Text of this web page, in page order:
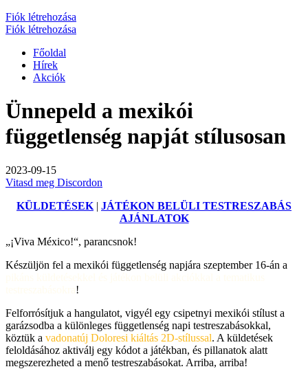
Fiók létrehozása
Fiók létrehozása
Főoldal
Hírek
Akciók
Ünnepeld a mexikói
függetlenség napját stílusosan
2023-09-15
Vitasd meg Discordon
KÜLDETÉSEK | JÁTÉKON BELÜLI TESTRESZABÁS
AJÁNLATOK
„¡Viva México!“, parancsnok!
Készüljön fel a mexikói függetlenség napjára szeptember 16-án a
!
Felforrósítjuk a hangulatot, vigyél egy csipetnyi mexikói stílust a
garázsodba a különleges függetlenség napi testreszabásokkal,
köztük a vadonatúj Doloresi kiáltás 2D-stílussal. A küldetések
feloldásához aktiválj egy kódot a játékban, és pillanatok alatt
megszerezheted a menő testreszabásokat. Arriba, arriba!